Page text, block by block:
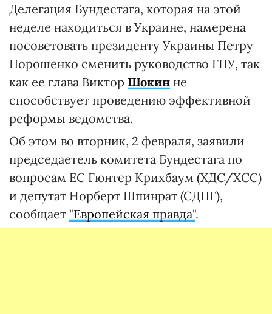
Делегация Бундестага, которая на этой
неделе находиться в Украине, намерена
посоветовать президенту Украины Петру
Порошенко сменить руководство ГПУ, так
как ее глава Виктор Шокин не
способствует проведению эффективной
реформы ведомства.
Об этом во вторник, 2 февраля, заявили
председаетель комитета Бундестага по
вопросам ЕС Гюнтер Крихбаум (ХДС/ХСС)
и депутат Норберт Шпинрат (СДПГ),
сообщает "Европейская правда".